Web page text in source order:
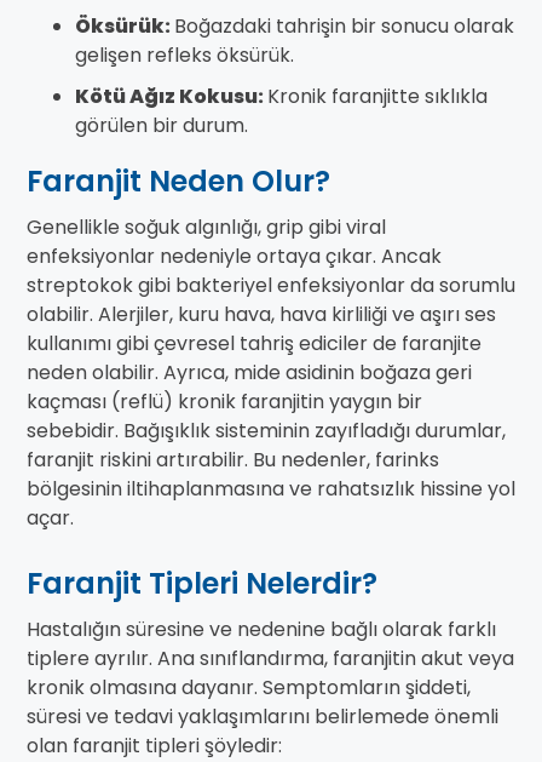
Öksürük:Boğazdaki tahrişin bir sonucu olarak
gelişen refleks öksürük.
Kötü Ağız Kokusu:Kronik faranjitte sıklıkla
görülen bir durum.
Faranjit Neden Olur?
Genellikle soğuk algınlığı, grip gibi viral
enfeksiyonlar nedeniyle ortaya çıkar. Ancak
streptokok gibi bakteriyel enfeksiyonlar da sorumlu
olabilir. Alerjiler, kuru hava, hava kirliliği ve aşırı ses
kullanımı gibi çevresel tahriş ediciler de faranjite
neden olabilir. Ayrıca, mide asidinin boğaza geri
kaçması (reflü) kronik faranjitin yaygın bir
sebebidir. Bağışıklık sisteminin zayıfladığı durumlar,
faranjit riskini artırabilir. Bu nedenler, farinks
bölgesinin iltihaplanmasına ve rahatsızlık hissine yol
açar.
Faranjit Tipleri Nelerdir?
Hastalığın süresine ve nedenine bağlı olarak farklı
tiplere ayrılır. Ana sınıflandırma, faranjitin akut veya
kronik olmasına dayanır. Semptomların şiddeti,
süresi ve tedavi yaklaşımlarını belirlemede önemli
olan faranjit tipleri şöyledir: